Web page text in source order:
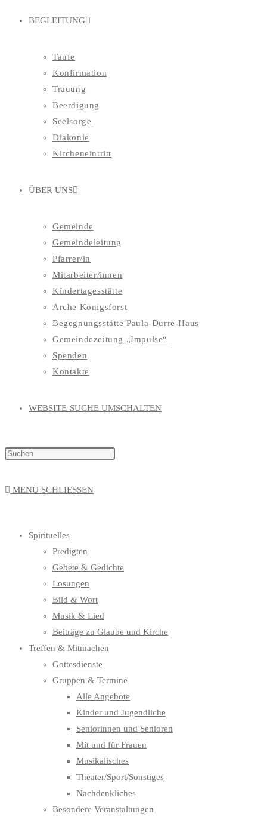
BEGLEITUNG
Taufe
Konfirmation
Trauung
Beerdigung
Seelsorge
Diakonie
Kircheneintritt
ÜBER UNS
Gemeinde
Gemeindeleitung
Pfarrer/in
Mitarbeiter/innen
Kindertagesstätte
Arche Königsforst
Begegnungsstätte Paula-Dürre-Haus
Gemeindezeitung „Impulse“
Spenden
Kontakte
WEBSITE-SUCHE UMSCHALTEN
MENÜ SCHLIESSEN
Spirituelles
Predigten
Gebete & Gedichte
Losungen
Bild & Wort
Musik & Lied
Beiträge zu Glaube und Kirche
Treffen & Mitmachen
Gottesdienste
Gruppen & Termine
Alle Angebote
Kinder und Jugendliche
Seniorinnen und Senioren
Mit und für Frauen
Musikalisches
Theater/Sport/Sonstiges
Nachdenkliches
Besondere Veranstaltungen